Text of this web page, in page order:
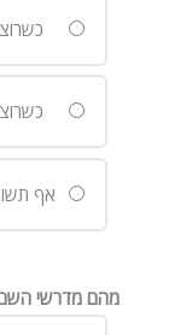
אף
מהם מדרשי השם